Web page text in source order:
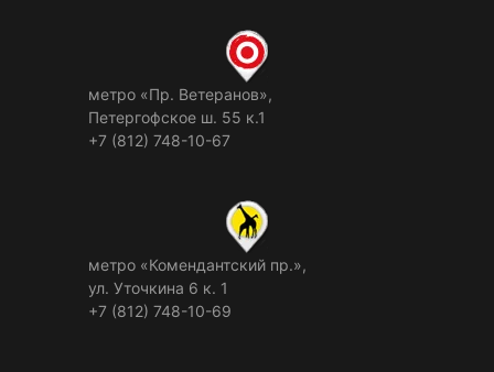
метро «Пр. Ветеранов»,
Петергофское ш. 55 к.1
+7 (812) 748-10-67
метро «Комендантский пр.»,
ул. Уточкина 6 к. 1
+7 (812) 748-10-69